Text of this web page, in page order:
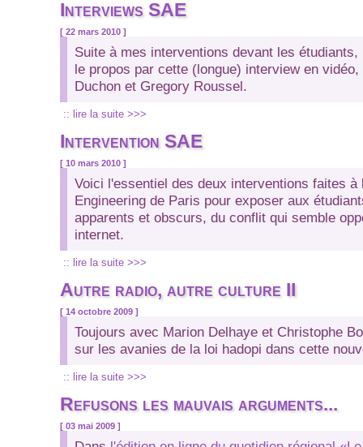
Interviews SAE
[ 22 mars 2010 ]
Suite à mes interventions devant les
le propos par cette (longue) interview en
Duchon et Gregory Roussel.
:: lire la suite >>>
Intervention SAE
[ 10 mars 2010 ]
Voici l'essentiel des deux interventions faites à
Engineering de Paris pour exposer aux
apparents et obscurs, du conflit qui semble
internet.
:: lire la suite >>>
Autre radio, autre culture II
[ 14 octobre 2009 ]
Toujours avec Marion Delhaye et Christophe
sur les avanies de la loi hadopi dans cette
:: lire la suite >>>
Refusons les mauvais arguments...
[ 03 mai 2009 ]